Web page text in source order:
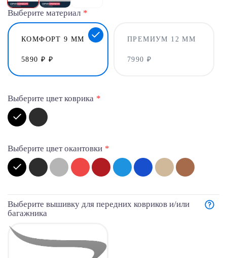
Выберите материал
КОМФОРТ 9 ММ
5890 ₽ ₽
ПРЕМИУМ 12 ММ
7990 ₽
Выберите цвет коврика
Выберите цвет окантовки
Выберите вышивку для передних ковриков и/или
багажника